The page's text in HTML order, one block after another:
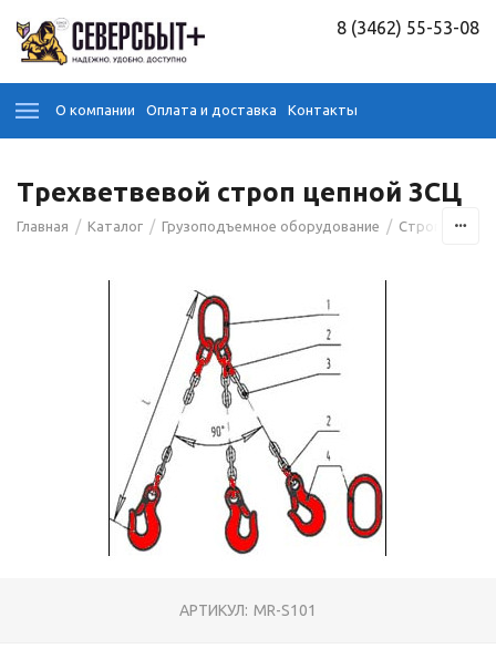
8 (3462) 55-53-08
О компании Оплата и доставка Контакты
Трехветвевой строп цепной 3СЦ
Главная / Каталог / Грузоподъемное оборудование / Стропы /
АРТИКУЛ: MR-S101